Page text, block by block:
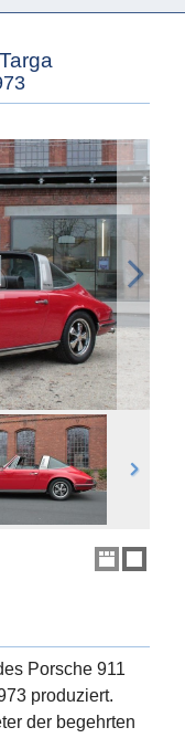
Porsche 911
produziert.
der begehrten